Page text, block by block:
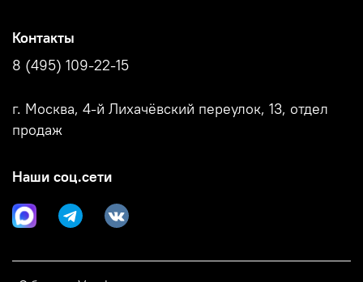
Контакты
8 (495) 109-22-15
г. Москва, 4-й Лихачёвский переулок, 13, отдел
продаж
Наши соц.сети